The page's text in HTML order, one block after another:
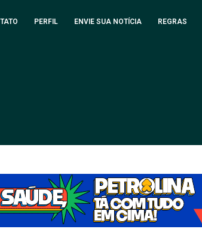
PERFIL ENVIE SUA NOTÍCIA REGRAS